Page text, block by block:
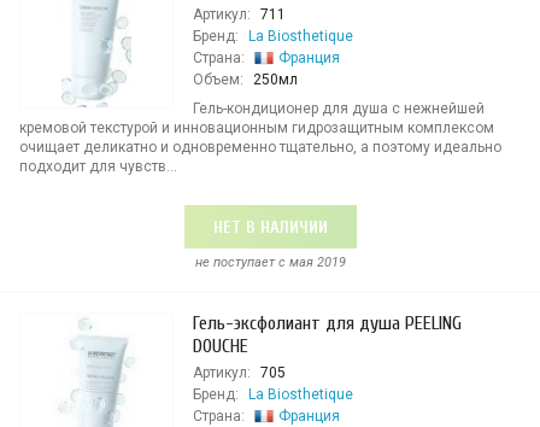
Артикул:
711
Бренд:
La Biosthetique
Страна:
Франция
Объем:
250мл
Гель-кондиционер для душа с нежнейшей
кремовой текстурой и инновационным гидрозащитным комплексом
очищает деликатно и одновременно тщательно, а поэтому идеально
подходит для чувств...
НЕТ В НАЛИЧИИ
не поступает c мая 2019
Гель-эксфолиант для душа PEELING
DOUCHE
Артикул:
705
Бренд:
La Biosthetique
Страна:
Франция